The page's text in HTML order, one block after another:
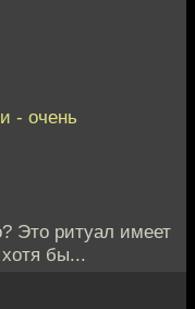
- очень
Это ритуал имеет
бы...